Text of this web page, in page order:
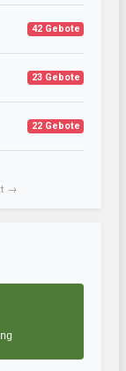
42 Gebote
23 Gebote
22 Gebote
→